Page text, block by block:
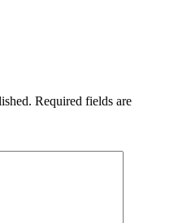
Required fields are